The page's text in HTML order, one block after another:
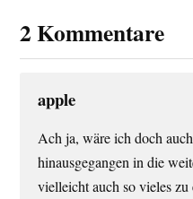
2 Kommentare
apple
Ach ja, wäre ich doch
hinausgegangen in die
vielleicht auch so vieles zu